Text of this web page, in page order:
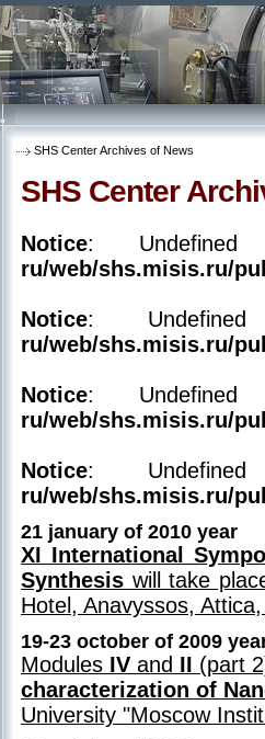
SHS Center Archives of News
SHS Center
Notice:
ru/web/shs.misis.ru/
Notice:
ru/web/shs.misis.ru/
Notice:
ru/web/shs.misis.ru/
Notice:
ru/web/shs.misis.ru/
21 january of 2010 year
XI International
Synthesis will take
Hotel, Anavyssos,
19-23 october of 2009
Modules IV and II (part
characterization of
University "Moscow